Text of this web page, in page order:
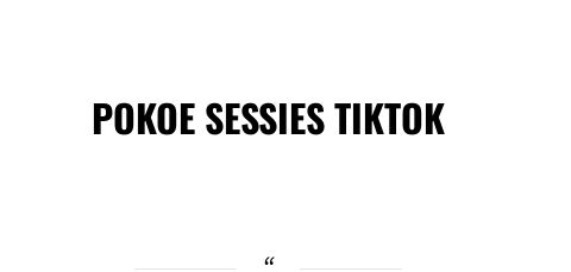
POKOE SESSIES TIKTOK